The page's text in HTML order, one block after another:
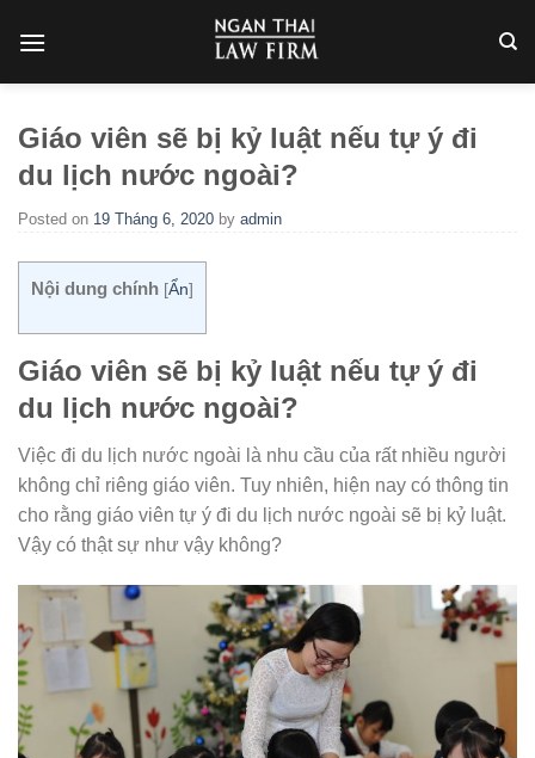
Giáo viên sẽ bị kỷ luật nếu tự ý đi
du lịch nước ngoài?
Posted on 19 Tháng 6, 2020 by admin
Nội dung chính [Ẩn]
Giáo viên sẽ bị kỷ luật nếu tự ý đi
du lịch nước ngoài?
Việc đi du lịch nước ngoài là nhu cầu của rất nhiều người
không chỉ riêng giáo viên. Tuy nhiên, hiện nay có thông tin
cho rằng giáo viên tự ý đi du lịch nước ngoài sẽ bị kỷ luật.
Vậy có thật sự như vậy không?